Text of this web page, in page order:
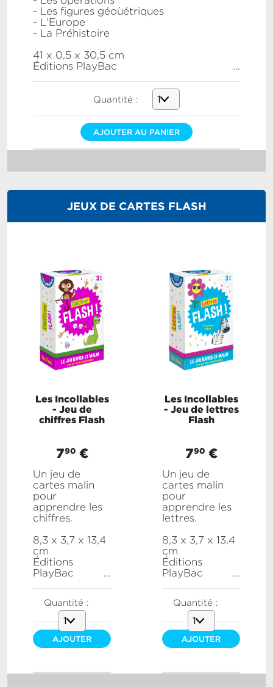
- Les figures géoùétriques
- L'Europe
- La Préhistoire
41 x 0,5 x 30,5 cm
Éditions PlayBac
...
Quantité :
AJOUTER AU PANIER
JEUX DE CARTES FLASH
Les Incollables
- Jeu de
chiffres Flash
790€
Un jeu de
cartes malin
pour
apprendre les
chiffres.
8,3 x 3,7 x 13,4
cm
Éditions
PlayBac
...
Quantité :
AJOUTER
Les Incollables
- Jeu de lettres
Flash
790€
Un jeu de
cartes malin
pour
apprendre les
lettres.
8,3 x 3,7 x 13,4
cm
Éditions
PlayBac
...
Quantité :
AJOUTER